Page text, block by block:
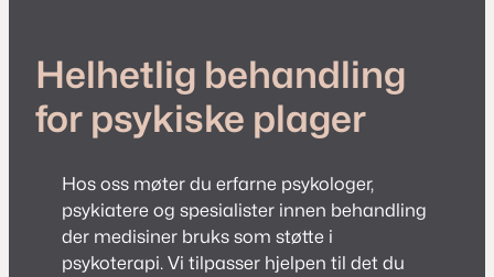
Helhetlig behandling
for psykiske plager
Hos oss møter du erfarne psykologer,
psykiatere og spesialister innen behandling
der medisiner bruks som støtte i
psykoterapi. Vi tilpasser hjelpen til det du